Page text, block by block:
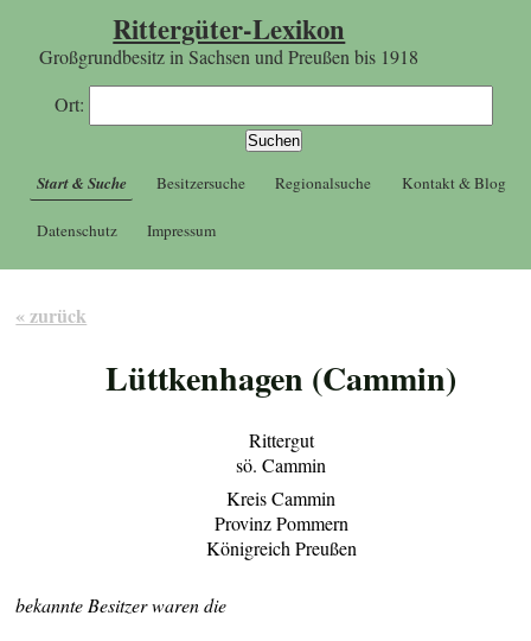
Rittergüter-Lexikon
Großgrundbesitz in Sachsen und Preußen bis 1918
Ort:
Start & Suche Besitzersuche Regionalsuche Kontakt & Blog
Datenschutz Impressum
« zurück
Lüttkenhagen (Cammin)
Rittergut
sö. Cammin
Kreis Cammin
Provinz Pommern
Königreich Preußen
bekannte Besitzer waren die